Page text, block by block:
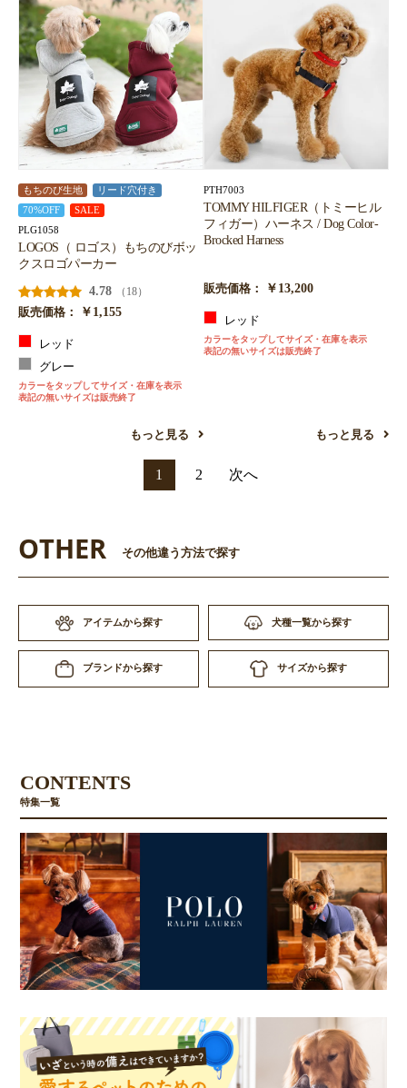
もちのび生地
リード穴付き
70%OFF
SALE
PLG1058
LOGOS（ ロゴス）もちのびボッ
クスロゴパーカー
4.78
（18）
販売価格：
￥1,155
レッド
グレー
カラーをタップしてサイズ・在庫を表示
表記の無いサイズは販売終了
もっと見る
PTH7003
TOMMY HILFIGER（トミーヒル
フィガー）ハーネス / Dog Color-
Brocked Harness
販売価格： ￥13,200
レッド
カラーをタップしてサイズ・在庫を表示
表記の無いサイズは販売終了
もっと見る
1 2 次へ
OTHER その他違う方法で探す
アイテムから探す 犬種一覧から探す
ブランドから探す サイズから探す
CONTENTS
特集一覧